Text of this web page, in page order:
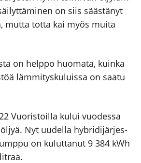
on siis sääs­tä­nyt
mut­ta tot­ta kai myös mui­ta
on help­po huo­ma­ta, kuin­ka
läm­mi­tys­ku­luis­sa on saa­tu
Vuo­ris­toil­la kului vuo­des­sa
Nyt uudel­la hybri­di­jär­jes­
on kulut­ta­nut 9 384 kWh